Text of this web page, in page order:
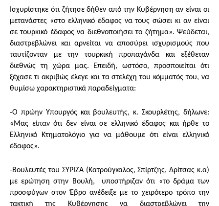
Ισχυρίστηκε ότι ζήτησε δήθεν από την Κυβέρνηση αν είναι οι
μετανάστες «στο ελληνικό έδαφος να τους σώσει κι αν είναι
σε τουρκικό έδαφος να διεθνοποιήσει το ζήτημα». Ψεύδεται,
διαστρεβλώνει και αρνείται να αποσύρει ισχυρισμούς που
ταυτίζονταν με την τουρκική προπαγάνδα και εξέθεταν
διεθνώς τη χώρα μας. Επειδή, ωστόσο, προσποιείται ότι
ξέχασε τι ακριβώς έλεγε και τα στελέχη του κόμματός του, να
θυμίσω χαρακτηριστικά παραδείγματα:
-Ο πρώην Υπουργός και βουλευτής, κ. Σκουρλέτης, δήλωνε:
«Μας είπαν ότι δεν είναι σε ελληνικό έδαφος και ήρθε το
Ελληνικό Κτηματολόγιο για να μάθουμε ότι είναι ελληνικό
έδαφος».
-Βουλευτές του ΣΥΡΙΖΑ (Κατρούγκαλος, Σπίρτζης, Δρίτσας κ.α)
με ερώτηση στην Βουλή, υποστήριζαν ότι «το δράμα των
προσφύγων στον Έβρο ανέδειξε με το χειρότερο τρόπο την
τακτική της Κυβέρνησης να διαστρεβλώνει την